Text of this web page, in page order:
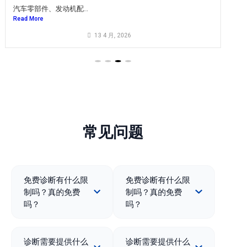
钢结构、建筑五金、管...
Read More
13 4 月, 2026
常见问题
免费诊断有什么限
制吗？真的免费
吗？
诊断需要提供什么
免费诊断有什么限
制吗？真的免费
吗？
诊断需要提供什么